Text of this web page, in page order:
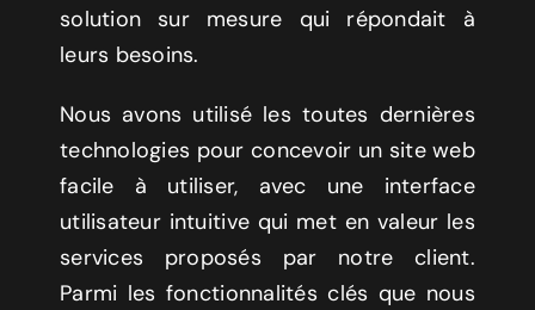
solution sur mesure qui répondait à
leurs besoins.
Nous avons utilisé les toutes dernières
technologies pour concevoir un site web
facile à utiliser, avec une interface
utilisateur intuitive qui met en valeur les
services proposés par notre client.
Parmi les fonctionnalités clés que nous